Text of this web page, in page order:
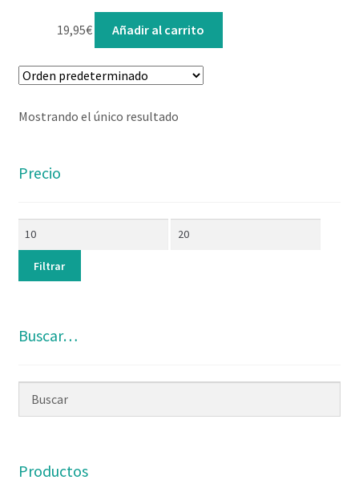
19,95€ Añadir al carrito
Mostrando el único resultado
Precio
Filtrar
Buscar…
Productos